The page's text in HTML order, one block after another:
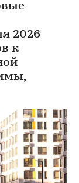
2026
к